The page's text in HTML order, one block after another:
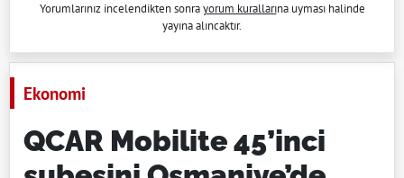
Yorumlarınız incelendikten sonrayorum kurallarına uyması halinde
yayına alıncaktır.
Ekonomi
QCAR Mobilite 45’inci